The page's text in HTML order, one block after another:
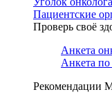
Пациентские
Проверь своё
Анкета
Анкета по
Рекомендации